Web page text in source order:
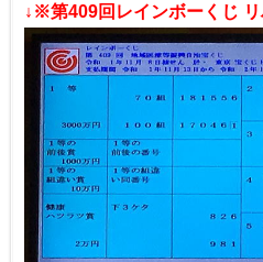
↓※第409回レインボーくじ